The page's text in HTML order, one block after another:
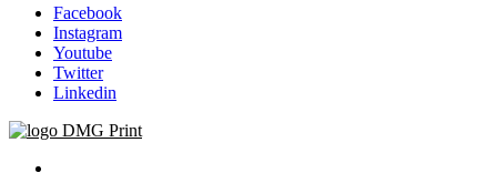
Facebook
Instagram
Youtube
Twitter
Linkedin
Jasa Cetak Online DMG Printing